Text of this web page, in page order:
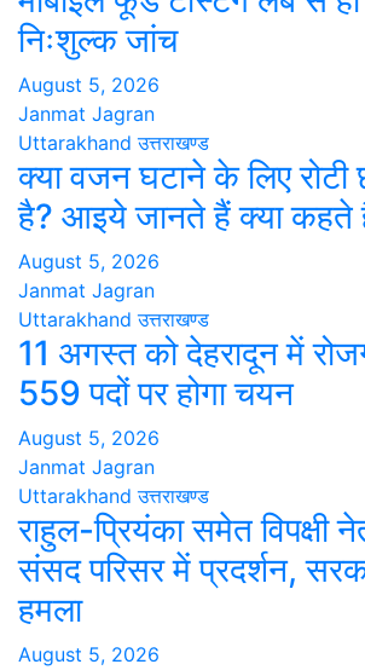
निःशुल्क जांच
August 5, 2026
Janmat Jagran
Uttarakhand उत्तराखण्ड
क्या वजन घटाने के लिए रोटी
है? आइये जानते हैं क्या कहते
August 5, 2026
Janmat Jagran
Uttarakhand उत्तराखण्ड
11 अगस्त को देहरादून में
559 पदों पर होगा चयन
August 5, 2026
Janmat Jagran
Uttarakhand उत्तराखण्ड
राहुल-प्रियंका समेत विपक्षी
संसद परिसर में प्रदर्शन,
हमला
August 5, 2026